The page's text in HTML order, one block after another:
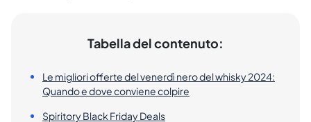
Tabella del contenuto:
Le migliori offerte del venerdì nero del whisky 2024:
Quando e dove conviene colpire
Spiritory Black Friday Deals